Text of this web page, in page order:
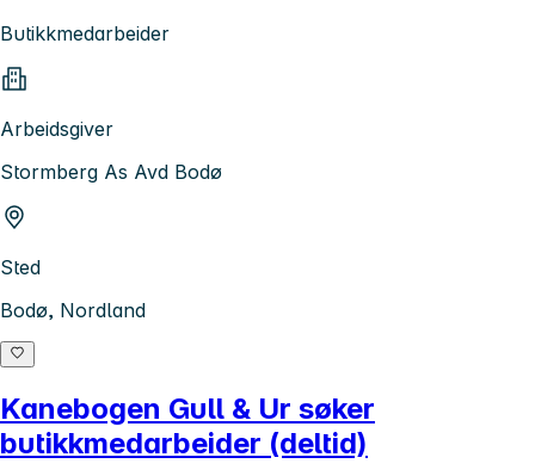
Butikkmedarbeider
Arbeidsgiver
Stormberg As Avd Bodø
Sted
Bodø, Nordland
Kanebogen Gull & Ur søker
butikkmedarbeider (deltid)